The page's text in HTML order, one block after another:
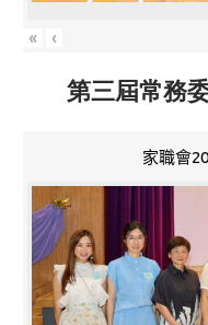
« ‹
第三屆常務
家職會